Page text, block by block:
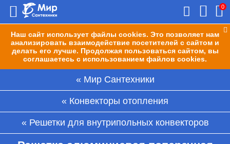
Наш сайт использует файлы cookies. Это позволяет нам
анализировать взаимодействие посетителей с сайтом и
делать его лучше. Продолжая пользоваться сайтом, вы
соглашаетесь с использованием файлов cookies.
0
Мир Сантехники
Конвекторы отопления
Решетки для внутрипольных конвекторов